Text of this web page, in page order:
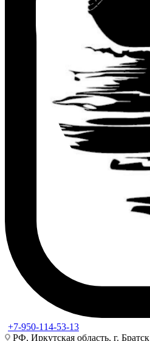
+7-950-114-53-13
РФ, Иркутская область, г. Братск